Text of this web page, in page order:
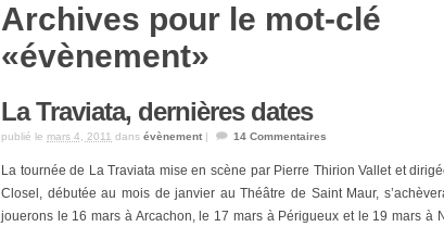
Archives pour le mot-clé
«évènement»
La Traviata, dernières dates
publié le mars 4, 2011 dans évènement | 14 Commentaires
La tournée de La Traviata mise en scène par Pierre Thirion Vallet et
Closel, débutée au mois de janvier au Théâtre de Saint Maur,
jouerons le 16 mars à Arcachon, le 17 mars à Périgueux et le 19 mars à